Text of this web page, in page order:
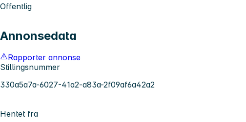
Offentlig
Annonsedata
Rapporter annonse
Stillingsnummer
330a5a7a-6027-41a2-a83a-2f09af6a42a2
Hentet fra